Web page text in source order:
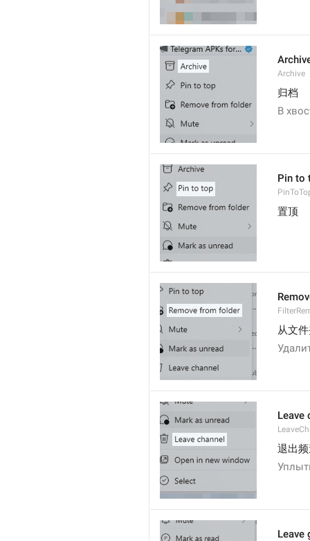
Archive
归档
В
Pin to
置顶
从文
Leave
退出
Leave